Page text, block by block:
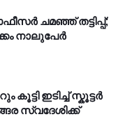
ചമഞ്ഞ് തട്ടിപ്പ്;
നാലുപേർ
കൂട്ടി ഇടിച്ച് സ്കൂട്ടർ
സ്വദേശിക്ക്